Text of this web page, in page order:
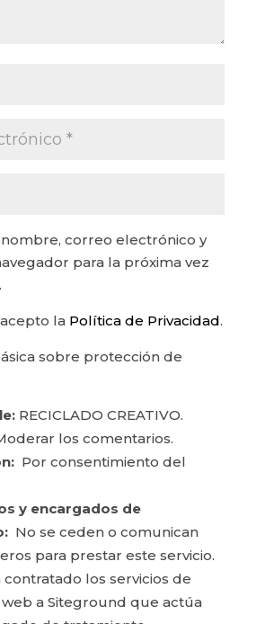
correo electrónico y
para la próxima vez
la Política de Privacidad.
sobre protección de
RECICLADO CREATIVO.
los comentarios.
Por consentimiento del
y encargados de
No se ceden o comunican
para prestar este servicio.
contratado los servicios de
a Siteground que actúa